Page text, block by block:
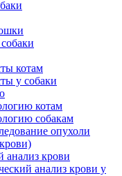
котам
у собаки
котам
собакам
опухоли
анализ крови
анализ крови у